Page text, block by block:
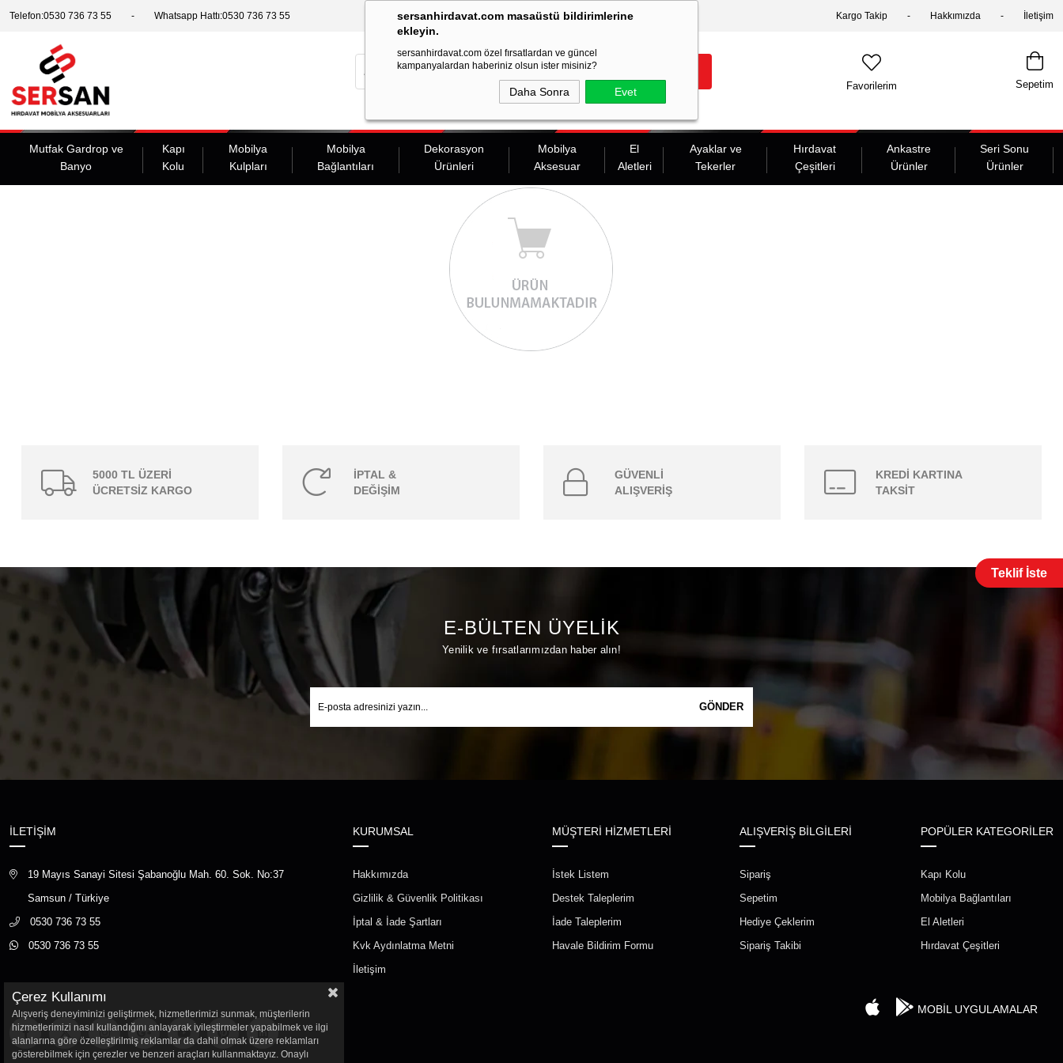
sersanhirdavat.com masaüstü bildirimlerine
ekleyin.
sersanhirdavat.com özel fırsatlardan ve güncel
kampanyalardan haberiniz olsun ister misiniz?
Daha Sonra Evet
Telefon:0530 736 73 55 Whatsapp Hattı:0530 736 73 55 Kargo Takip Hakkımızda İletişim
Teklif İste
Sepetim
Favorilerim
Mutfak Gardrop ve
Banyo
Kapı
Kolu
Mobilya
Kulpları
Mobilya
Bağlantıları
Dekorasyon
Ürünleri
Mobilya
Aksesuar
El
Aletleri
Ayaklar ve
Tekerler
Hırdavat
Çeşitleri
Ankastre
Ürünler
Seri Sonu
Ürünler
5000 TL ÜZERİ
ÜCRETSİZ KARGO
İPTAL &
DEĞİŞİM
GÜVENLİ
ALIŞVERİŞ
KREDİ KARTINA
TAKSİT
E-BÜLTEN ÜYELİK
Yenilik ve fırsatlarımızdan haber alın!
GÖNDER
İLETİŞİM
19 Mayıs Sanayi Sitesi Şabanoğlu Mah. 60. Sok. No:37
Samsun / Türkiye
0530 736 73 55
0530 736 73 55
KURUMSAL
Hakkımızda
Gizlilik & Güvenlik Politikası
İptal & İade Şartları
Kvk Aydınlatma Metni
İletişim
MÜŞTERİ HİZMETLERİ
İstek Listem
Destek Taleplerim
İade Taleplerim
Havale Bildirim Formu
ALIŞVERİŞ BİLGİLERİ
Sipariş
Sepetim
Hediye Çeklerim
Sipariş Takibi
POPÜLER KATEGORİLER
Kapı Kolu
Mobilya Bağlantıları
El Aletleri
Hırdavat Çeşitleri
MOBİL UYGULAMALAR
Çerez Kullanımı
Alışveriş deneyiminizi geliştirmek, hizmetlerimizi sunmak, müşterilerin
hizmetlerimizi nasıl kullandığını anlayarak iyileştirmeler yapabilmek ve ilgi
alanlarına göre özelleştirilmiş reklamlar da dahil olmak üzere reklamları
gösterebilmek için çerezler ve benzeri araçları kullanmaktayız. Onaylı